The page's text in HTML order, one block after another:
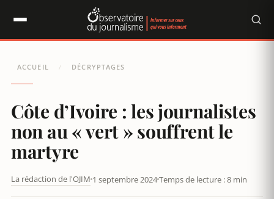
ACCUEIL / DÉCRYPTAGES
Côte d’Ivoire : les journalistes
non au « vert » souffrent le
martyre
La rédaction de l'OJIM 1 septembre 2024Temps de lecture : 8 min
Panneau de gestion des cookies